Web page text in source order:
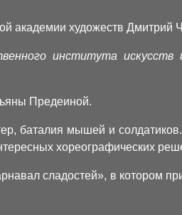
академии художеств Дмитрий
института
Предеиной.
баталия мышей и
хореографических
сладостей», в котором